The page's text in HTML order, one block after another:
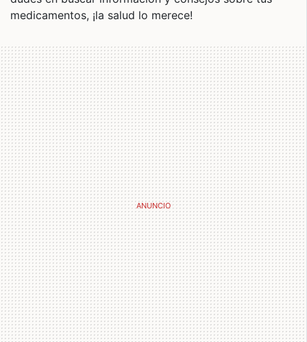
medicamentos, ¡la salud lo merece!